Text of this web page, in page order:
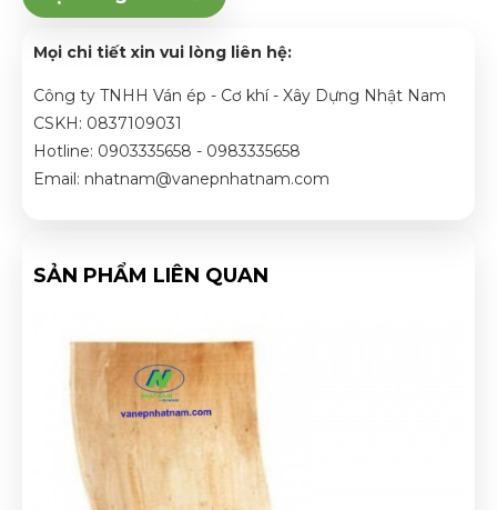
Mọi chi tiết xin vui lòng liên hệ:
Công ty TNHH Ván ép - Cơ khí - Xây Dựng Nhật Nam
CSKH: 0837109031
Hotline: 0903335658 - 0983335658
Email: nhatnam@vanepnhatnam.com
SẢN PHẨM LIÊN QUAN